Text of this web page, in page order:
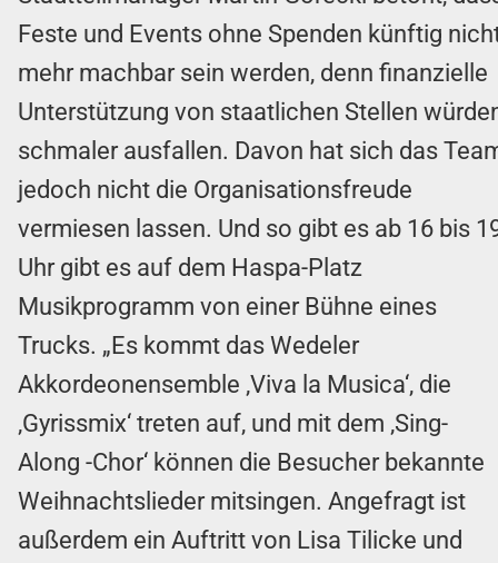
Feste und Events ohne Spenden künftig
mehr machbar sein werden, denn finanzielle
Unterstützung von staatlichen Stellen
schmaler ausfallen. Davon hat sich das
jedoch nicht die Organisationsfreude
vermiesen lassen. Und so gibt es ab 16 bis
Uhr gibt es auf dem Haspa-Platz
Musikprogramm von einer Bühne eines
Trucks. „Es kommt das Wedeler
Akkordeonensemble ‚Viva la Musica‘, die
‚Gyrissmix‘ treten auf, und mit dem ‚Sing-
Along -Chor‘ können die Besucher bekannte
Weihnachtslieder mitsingen. Angefragt ist
außerdem ein Auftritt von Lisa Tilicke und